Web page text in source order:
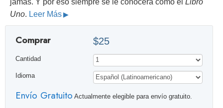
jamás. Y por eso siempre se le conocerá como el Libro
Uno. Leer Más
Comprar $25
Cantidad
Idioma
Envío Gratuito Actualmente elegible para envío gratuito.